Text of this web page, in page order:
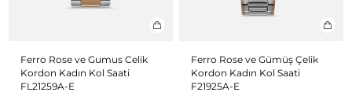
Ferro Rose ve Gumus Celik
Kordon Kadın Kol Saati
FL21259A-E
Ferro Rose ve Gümüş Çelik
Kordon Kadın Kol Saati
F21925A-E